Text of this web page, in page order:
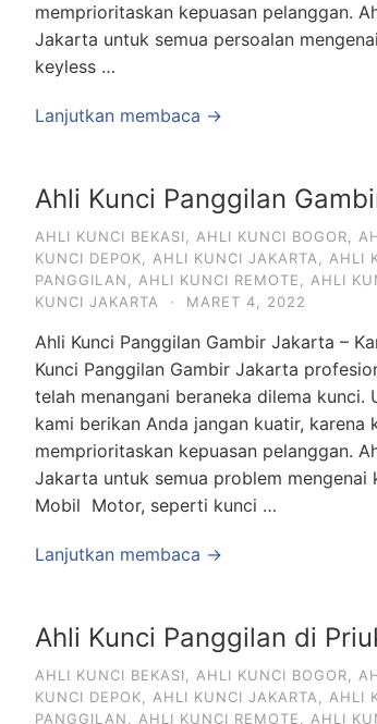
memprioritaskan kepuasan pelanggan.
Jakarta untuk semua persoalan
keyless …
Lanjutkan membaca →
Ahli Kunci Panggilan
AHLI KUNCI BEKASI AHLI KUNCI BOGOR
KUNCI DEPOK
AHLI KUNCI JAKARTA AHLI
PANGGILAN
AHLI KUNCI REMOTE AHLI
KUNCI JAKARTA
· MARET 4, 2022
Ahli Kunci Panggilan Gambir Jakarta –
Kunci Panggilan Gambir Jakarta
telah menangani beraneka dilema kunci.
kami berikan Anda jangan kuatir, karena
memprioritaskan kepuasan pelanggan.
Jakarta untuk semua problem mengenai
Mobil Motor, seperti kunci …
Lanjutkan membaca →
Ahli Kunci Panggilan di
AHLI KUNCI BEKASI AHLI KUNCI BOGOR
KUNCI DEPOK
AHLI KUNCI JAKARTA AHLI
PANGGILAN
AHLI KUNCI REMOTE AHLI